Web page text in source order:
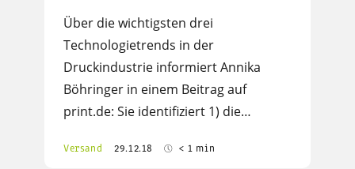
Über die wichtigsten drei
Technologietrends in der
Druckindustrie informiert Annika
Böhringer in einem Beitrag auf
print.de: Sie identifiziert 1) die…
Versand 29.12.18 < 1 min